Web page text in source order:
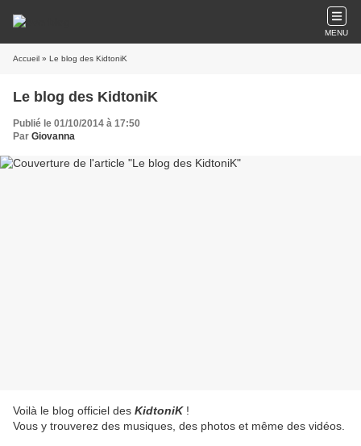
MENU
Accueil » Le blog des KidtoniK
Le blog des KidtoniK
Publié le 01/10/2014 à 17:50
Par Giovanna
Voilà le blog officiel des KidtoniK!
Vous y trouverez des musiques, des photos et même des vidéos.